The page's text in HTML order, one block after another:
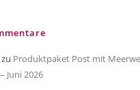
zu Produktpaket Post mit
Juni 2026